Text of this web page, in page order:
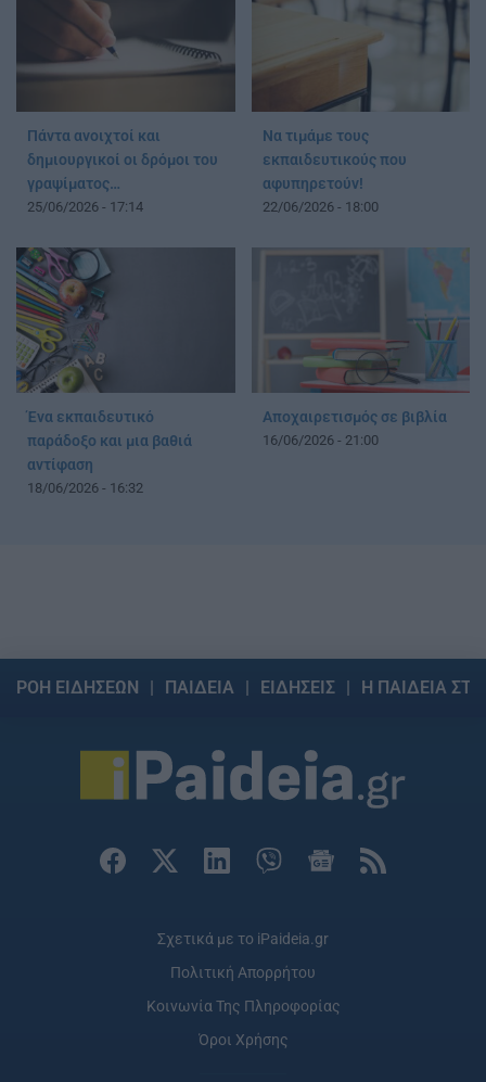
Πάντα ανοιχτοί και
δημιουργικοί οι δρόμοι του
γραψίματος…
25/06/2026 - 17:14
Να τιμάμε τους
εκπαιδευτικούς που
αφυπηρετούν!
22/06/2026 - 18:00
Ένα εκπαιδευτικό
παράδοξο και μια βαθιά
αντίφαση
18/06/2026 - 16:32
Αποχαιρετισμός σε βιβλία
16/06/2026 - 21:00
ΡΟΗ ΕΙΔΗΣΕΩΝ ΠΑΙΔΕΙΑ ΕΙΔΗΣΕΙΣ Η ΠΑΙΔΕΙΑ
Σχετικά με το iPaideia.gr
Πολιτική Απορρήτου
Κοινωνία Της Πληροφορίας
Όροι Χρήσης